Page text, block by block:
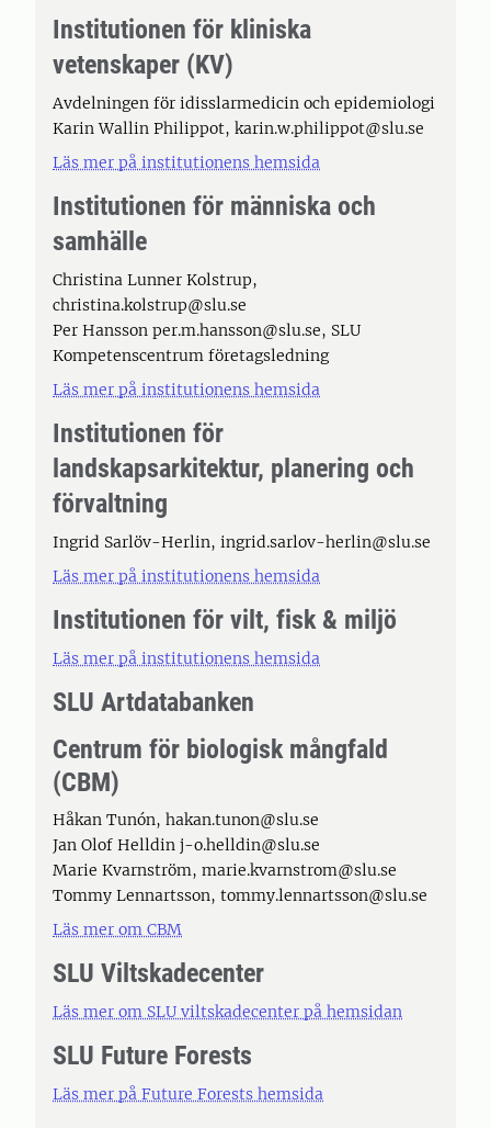
Institutionen för kliniska
vetenskaper (KV)
Avdelningen för idisslarmedicin och epidemiologi
Karin Wallin Philippot, karin.w.philippot@slu.se
Läs mer på institutionens hemsida
Institutionen för människa och
samhälle
Christina Lunner Kolstrup,
christina.kolstrup@slu.se
Per Hansson per.m.hansson@slu.se, SLU
Kompetenscentrum företagsledning
Läs mer på institutionens hemsida
Institutionen för
landskapsarkitektur, planering och
förvaltning
Ingrid Sarlöv-Herlin, ingrid.sarlov-herlin@slu.se
Läs mer på institutionens hemsida
Institutionen för vilt, fisk & miljö
Läs mer på institutionens hemsida
SLU Artdatabanken
Centrum för biologisk mångfald
(CBM)
Håkan Tunón, hakan.tunon@slu.se
Jan Olof Helldin j-o.helldin@slu.se
Marie Kvarnström, marie.kvarnstrom@slu.se
Tommy Lennartsson, tommy.lennartsson@slu.se
Läs mer om CBM
SLU Viltskadecenter
Läs mer om SLU viltskadecenter på hemsidan
SLU Future Forests
Läs mer på Future Forests hemsida